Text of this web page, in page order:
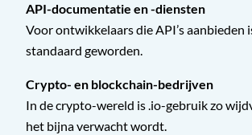
API-documentatie en -diensten
Voor ontwikkelaars die API’s aanbieden
standaard geworden.
Crypto- en blockchain-bedrijven
In de crypto-wereld is .io-gebruik zo
het bijna verwacht wordt.